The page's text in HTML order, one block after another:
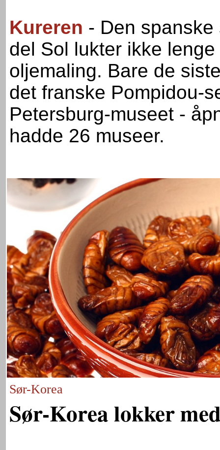
Kureren - Den
del Sol lukter ikke
oljemaling. Bare de
det franske Pompidou-
Petersburg-museet -
hadde 26 museer.
Sør-Korea
Sør-Korea lokker